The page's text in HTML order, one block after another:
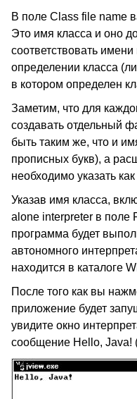
В поле Class file name
Это имя класса и оно
соответствовать
определении класса
в котором определен
Заметим, что для
создавать отдельный
быть таким же, что и
прописных букв), а
необходимо указать
Указав имя класса,
alone interpreter в поле
программа будет
автономного
находится в каталоге
После того как вы
приложение будет
увидите окно
сообщение Hello, Java!